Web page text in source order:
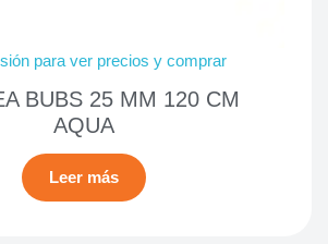
para ver precios y comprar
BUBS 25 MM 120 CM
AQUA
Leer más